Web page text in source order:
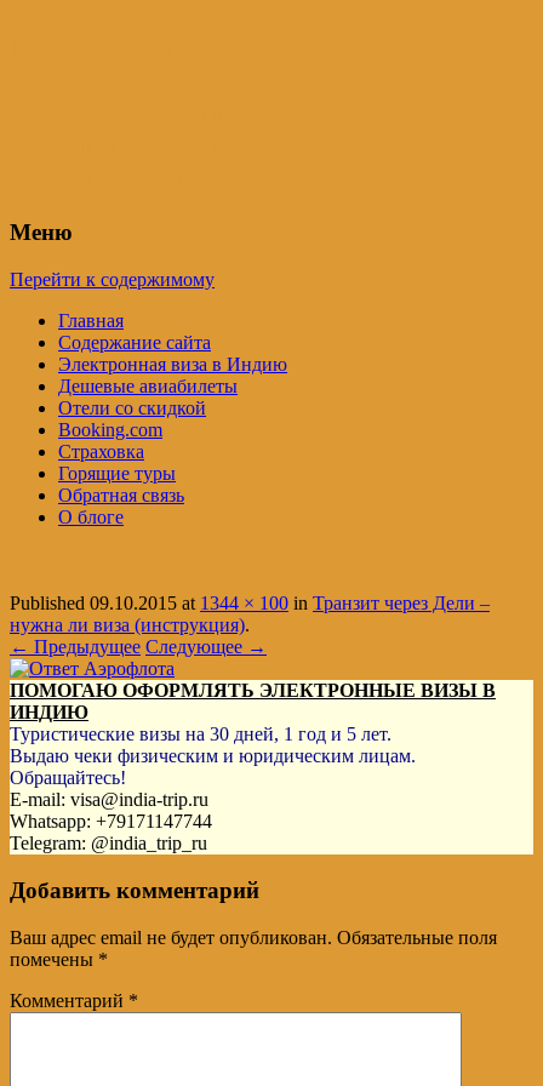
Меню
Перейти к содержимому
Главная
Содержание сайта
Электронная виза в Индию
Дешевые авиабилеты
Отели со скидкой
Booking.com
Страховка
Горящие туры
Обратная связь
О блоге
Published 09.10.2015 at 1344 × 100 in Транзит через Дели –
нужна ли виза (инструкция).
← Предыдущее Следующее →
ПОМОГАЮ ОФОРМЛЯТЬ ЭЛЕКТРОННЫЕ ВИЗЫ В
ИНДИЮ
Туристические визы на 30 дней, 1 год и 5 лет.
Выдаю чеки физическим и юридическим лицам.
Обращайтесь!
E-mail: visa@india-trip.ru
Whatsapp: +79171147744
Telegram: @india_trip_ru
Добавить комментарий
Ваш адрес email не будет опубликован. Обязательные поля
помечены *
Комментарий *